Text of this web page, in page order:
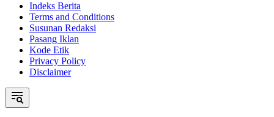
Indeks Berita
Terms and Conditions
Susunan Redaksi
Pasang Iklan
Kode Etik
Privacy Policy
Disclaimer